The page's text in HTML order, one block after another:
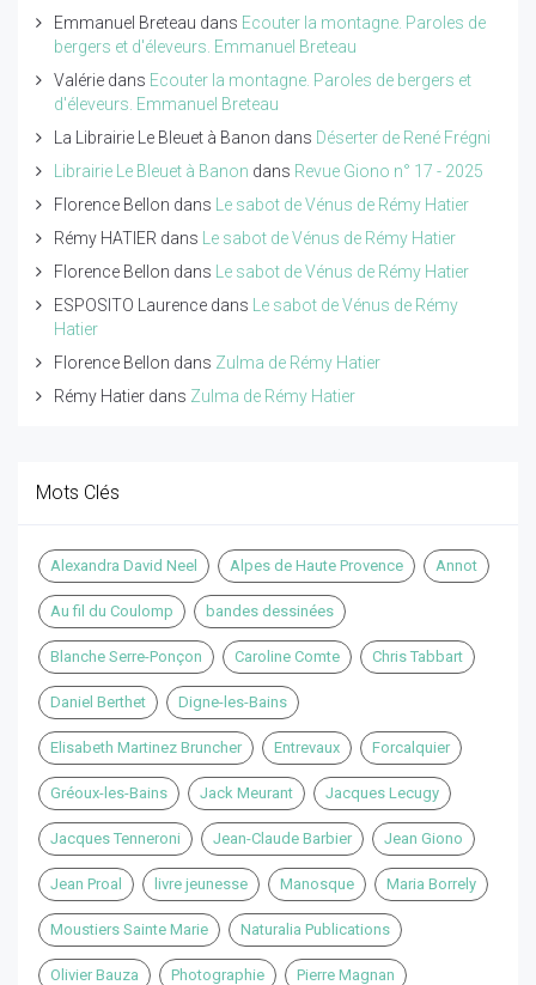
Emmanuel Breteau dans Ecouter la montagne. Paroles de
bergers et d'éleveurs. Emmanuel Breteau
Valérie dans Ecouter la montagne. Paroles de bergers et
d'éleveurs. Emmanuel Breteau
La Librairie Le Bleuet à Banon dans Déserter de René Frégni
Librairie Le Bleuet à Banon dans Revue Giono n° 17 - 2025
Florence Bellon dans
Le sabot de Vénus de Rémy Hatier
Rémy HATIER dans
Le sabot de Vénus de Rémy Hatier
Florence Bellon dans
Le sabot de Vénus de Rémy Hatier
ESPOSITO Laurence dans
Le sabot de Vénus de Rémy
Hatier
Florence Bellon dans Zulma de Rémy Hatier
Rémy Hatier dans Zulma de Rémy Hatier
Mots Clés
Alexandra David Neel Alpes de Haute Provence Annot
Au fil du Coulomp bandes dessinées
Blanche Serre-Ponçon Caroline Comte Chris Tabbart
Daniel Berthet Digne-les-Bains
Elisabeth Martinez Bruncher Entrevaux Forcalquier
Gréoux-les-Bains Jack Meurant Jacques Lecugy
Jacques Tenneroni Jean-Claude Barbier Jean Giono
Jean Proal livre jeunesse Manosque Maria Borrely
Moustiers Sainte Marie Naturalia Publications
Olivier Bauza Photographie Pierre Magnan